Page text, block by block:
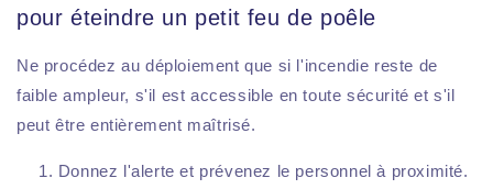
pour éteindre un petit feu de poêle
Ne procédez au déploiement que si l'incendie reste de
faible ampleur, s'il est accessible en toute sécurité et s'il
peut être entièrement maîtrisé.
Donnez l'alerte et prévenez le personnel à proximité.